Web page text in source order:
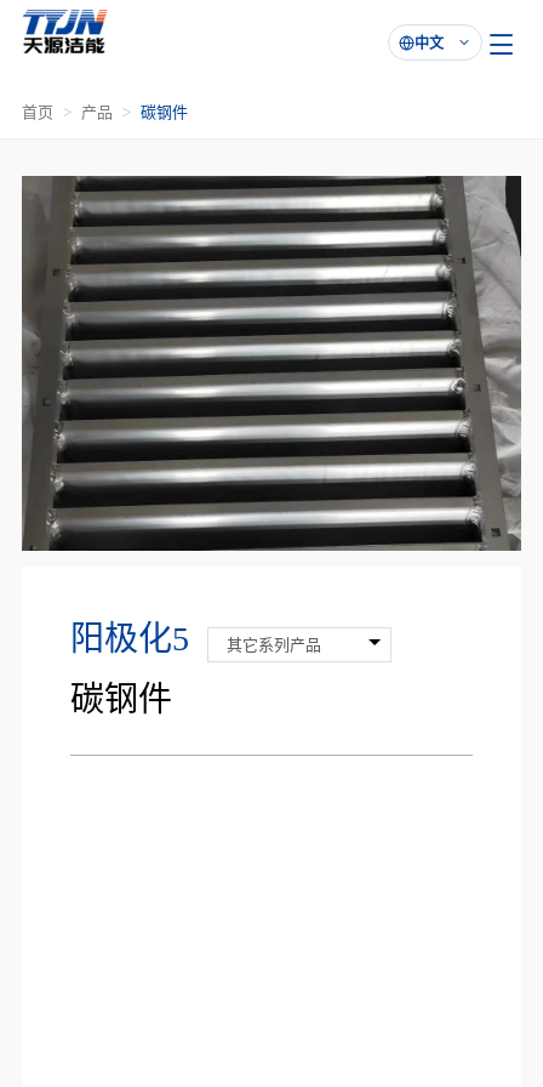

中文
首页 产品 碳钢件
阳极化5
碳钢件
其它系列产品